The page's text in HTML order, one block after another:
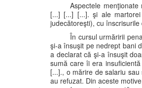
Aspectele
[...] [...] [...]. şi ale
judecătoreşti), cu înscrisurile
În cursul urmăririi
şi-a însuşit pe nedrept bani
a declarat că şi-a însuşit
sumă care îi era
[...]., o mărire de salariu
au refuzat. Din aceste